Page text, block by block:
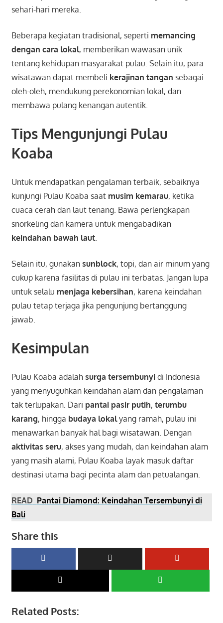
sehari-hari mereka.
Beberapa kegiatan tradisional, seperti memancing
dengan cara lokal, memberikan wawasan unik
tentang kehidupan masyarakat pulau. Selain itu, para
wisatawan dapat membeli kerajinan tangan sebagai
oleh-oleh, mendukung perekonomian lokal, dan
membawa pulang kenangan autentik.
Tips Mengunjungi Pulau
Koaba
Untuk mendapatkan pengalaman terbaik, sebaiknya
kunjungi Pulau Koaba saat musim kemarau, ketika
cuaca cerah dan laut tenang. Bawa perlengkapan
snorkeling dan kamera untuk mengabadikan
keindahan bawah laut.
Selain itu, gunakan sunblock, topi, dan air minum yang
cukup karena fasilitas di pulau ini terbatas. Jangan lupa
untuk selalu menjaga kebersihan, karena keindahan
pulau tetap terjaga jika pengunjung bertanggung
jawab.
Kesimpulan
Pulau Koaba adalah surga tersembunyidi Indonesia
yang menyuguhkan keindahan alam dan pengalaman
tak terlupakan. Dari pantai pasir putih, terumbu
karang, hingga budaya lokalyang ramah, pulau ini
menawarkan banyak hal bagi wisatawan. Dengan
aktivitas seru, akses yang mudah, dan keindahan alam
yang masih alami, Pulau Koaba layak masuk daftar
destinasi utama bagi pecinta alam dan petualangan.
READ Pantai Diamond: Keindahan Tersembunyi di
Bali
Share this
Related Posts: